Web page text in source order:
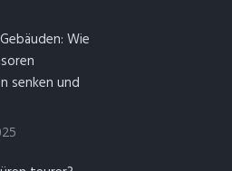
Wie
senken und